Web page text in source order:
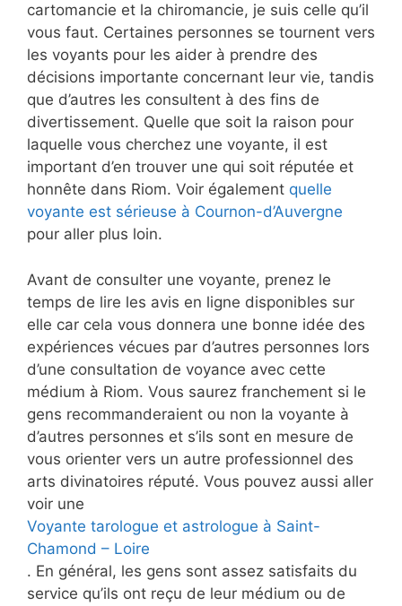
cartomancie et la chiromancie, je suis celle qu’il
vous faut. Certaines personnes se tournent vers
les voyants pour les aider à prendre des
décisions importante concernant leur vie, tandis
que d’autres les consultent à des fins de
divertissement. Quelle que soit la raison pour
laquelle vous cherchez une voyante, il est
important d’en trouver une qui soit réputée et
honnête dans Riom. Voir également quelle
voyante est sérieuse à Cournon-d’Auvergne
pour aller plus loin.
Avant de consulter une voyante, prenez le
temps de lire les avis en ligne disponibles sur
elle car cela vous donnera une bonne idée des
expériences vécues par d’autres personnes lors
d’une consultation de voyance avec cette
médium à Riom. Vous saurez franchement si le
gens recommanderaient ou non la voyante à
d’autres personnes et s’ils sont en mesure de
vous orienter vers un autre professionnel des
arts divinatoires réputé. Vous pouvez aussi aller
voir une
Voyante tarologue et astrologue à Saint-
Chamond – Loire
. En général, les gens sont assez satisfaits du
service qu’ils ont reçu de leur médium ou de